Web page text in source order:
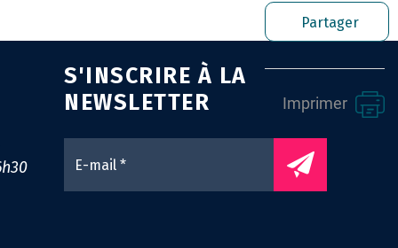
ET PRÉVENTION DES RISQUES
ARCHIVAGE
Partager
Imprimer
S'INSCRIRE À LA
NEWSLETTER